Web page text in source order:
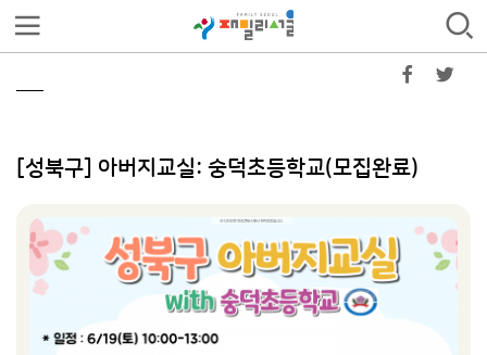
[성북구] 아버지교실: 숭덕초등학교(모집완료)